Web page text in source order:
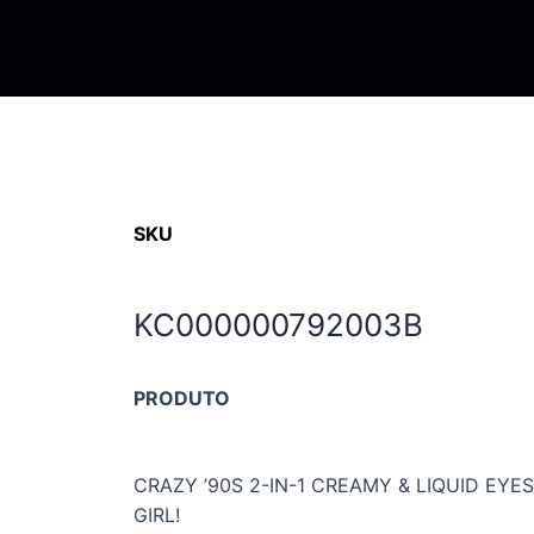
SKU
KC000000792003B
PRODUTO
CRAZY ’90S 2-IN-1 CREAMY & LIQUID
GIRL!